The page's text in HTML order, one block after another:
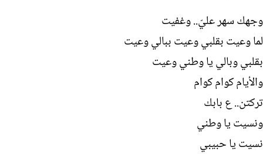
وجهك سهر عليّ.. وغفيت
لما وعيت بقلبي وعيت ببالي وعيت
بقلبي وبالي يا وطني وعيت
والأيام كوام كوام
تركتن.. ع بابك
ونسيت يا وطني
نسيت يا حبيبي